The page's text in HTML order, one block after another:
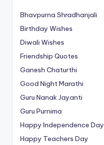
Bhavpurna Shradhanjali
Birthday Wishes
Diwali Wishes
Friendship Quotes
Ganesh Chaturthi
Good Night Marathi
Guru Nanak Jayanti
Guru Purnima
Happy Independence Day
Happy Teachers Day